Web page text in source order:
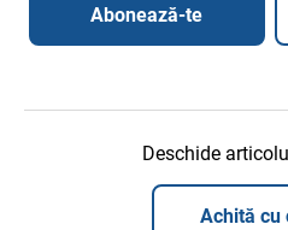
Abonează-te
Deschide
Achită cu